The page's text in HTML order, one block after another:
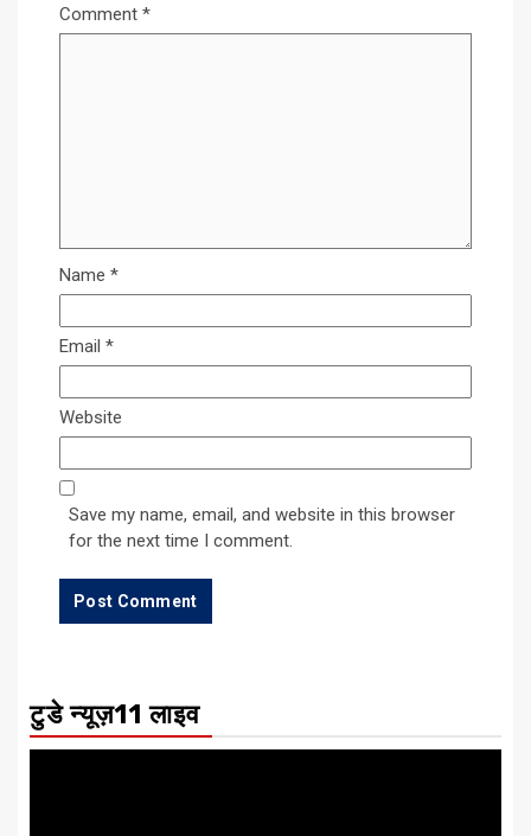
Comment *
Name *
Email *
Website
Save my name, email, and website in this browser
for the next time I comment.
टुडे न्यूज़11 लाइव